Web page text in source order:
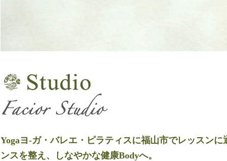
Yogaヨ-ガ・バレエ・ピラティスに福山市でレッスン
ンスを整え、しなやかな健康Bodyへ。